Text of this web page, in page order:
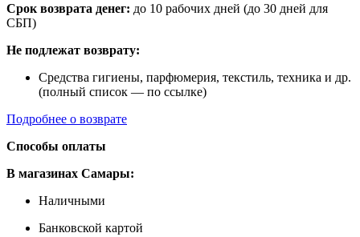
Срок возврата денег: до 10 рабочих дней (до 30 дней для
СБП)
Не подлежат возврату:
Средства гигиены, парфюмерия, текстиль, техника и др.
(полный список — по ссылке)
Подробнее о возврате
Способы оплаты
В магазинах Самары:
Наличными
Банковской картой